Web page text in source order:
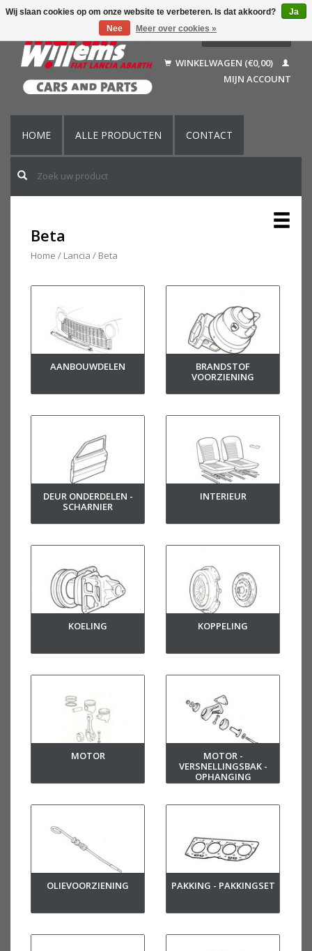
Français
English (US)
WINKELWAGEN (€0,00)
MIJN ACCOUNT
HOME ALLE PRODUCTEN CONTACT
Beta
Home / Lancia / Beta
AANBOUWDELEN
BRANDSTOF
VOORZIENING
DEUR ONDERDELEN -
SCHARNIER
INTERIEUR
KOELING KOPPELING
MOTOR
MOTOR -
VERSNELLINGSBAK -
OPHANGING
OLIEVOORZIENING PAKKING - PAKKINGSET
Wij slaan cookies op om onze website te verbeteren. Is dat akkoord?
Ja
Nee
Meer over cookies »